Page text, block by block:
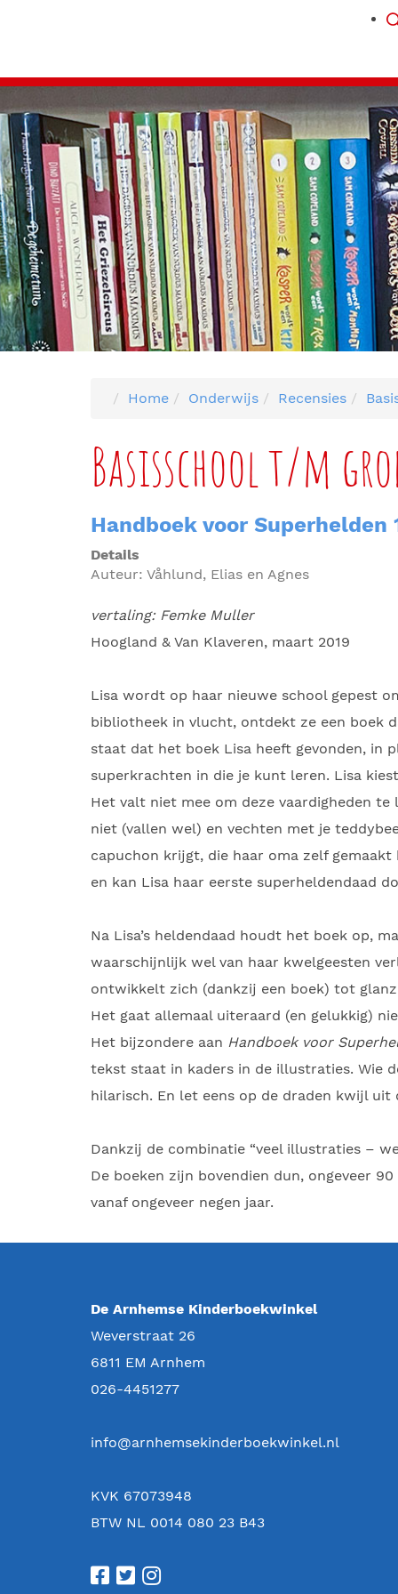
Home Onderwijs Recensies
Basisschool t/m
Handboek voor Superhelden
Details
Auteur: Våhlund, Elias en Agnes
vertaling: Femke Muller
Hoogland & Van Klaveren, maart 2019
Lisa wordt op haar nieuwe school gepest
bibliotheek in vlucht, ontdekt ze een boek
staat dat het boek Lisa heeft gevonden, in
superkrachten in die je kunt leren. Lisa
Het valt niet mee om deze vaardigheden
niet (vallen wel) en vechten met je
capuchon krijgt, die haar oma zelf
en kan Lisa haar eerste superheldendaad
Na Lisa’s heldendaad houdt het boek op,
waarschijnlijk wel van haar kwelgeesten
ontwikkelt zich (dankzij een boek) tot
Het gaat allemaal uiteraard (en gelukkig)
Het bijzondere aan Handboek voor
tekst staat in kaders in de illustraties. Wie
hilarisch. En let eens op de draden kwijl uit
Dankzij de combinatie “veel illustraties –
De boeken zijn bovendien dun, ongeveer
vanaf ongeveer negen jaar.
De Arnhemse Kinderboekwinkel
Weverstraat 26
6811 EM Arnhem
026-4451277
info@arnhemsekinderboekwinkel.nl
KVK 67073948
BTW NL 0014 080 23 B43